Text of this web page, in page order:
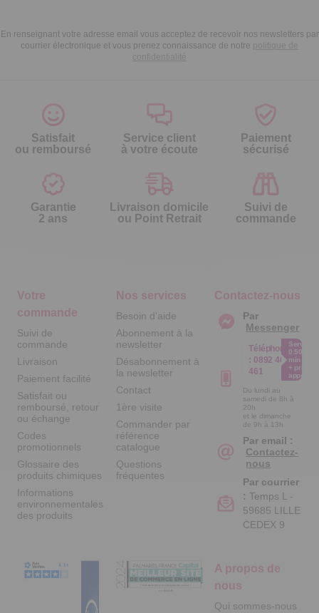
En renseignant votre adresse email vous acceptez de recevoir nos newsletters par
courrier électronique et vous prenez connaissance de notre politique de
confidentialité
Satisfait
ou remboursé
Service client
à votre écoute
Paiement
sécurisé
Garantie
2 ans
Livraison domicile
ou Point Retrait
Suivi de
commande
Votre
commande
Suivi de
commande
Livraison
Paiement facilité
Satisfait ou
remboursé, retour
ou échange
Codes
promotionnels
Glossaire des
produits chimiques
Informations
environnementales
des produits
Nos services
Besoin d'aide
Abonnement à la
newsletter
Désabonnement à
la newsletter
Contact
1ère visite
Commander par
référence
catalogue
Questions
fréquentes
A propos de
nous
Qui sommes-nous
Contactez-nous
Par
Messenger
Téléphone
: 0892 461
461
Service
0.50€ /
min
+ prix
appel
Du lundi au
samedi de 8h à
20h
et le dimanche
de 9h à 13h
Par email :
Contactez-
nous
Par courrier
: Temps L -
59685 LILLE
CEDEX 9